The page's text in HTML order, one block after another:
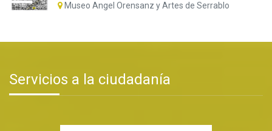
Museo Angel Orensanz y Artes de Serrablo
Servicios a la ciudadanía